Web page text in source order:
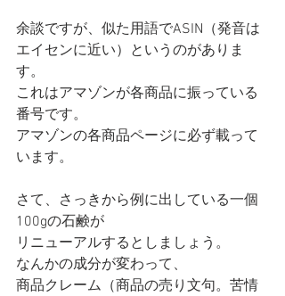
余談ですが、似た用語でASIN（発音は
エイセンに近い）というのがありま
す。
これはアマゾンが各商品に振っている
番号です。
アマゾンの各商品ページに必ず載って
います。
さて、さっきから例に出している一個
100gの石鹸が
リニューアルするとしましょう。
なんかの成分が変わって、
商品クレーム（商品の売り文句。苦情